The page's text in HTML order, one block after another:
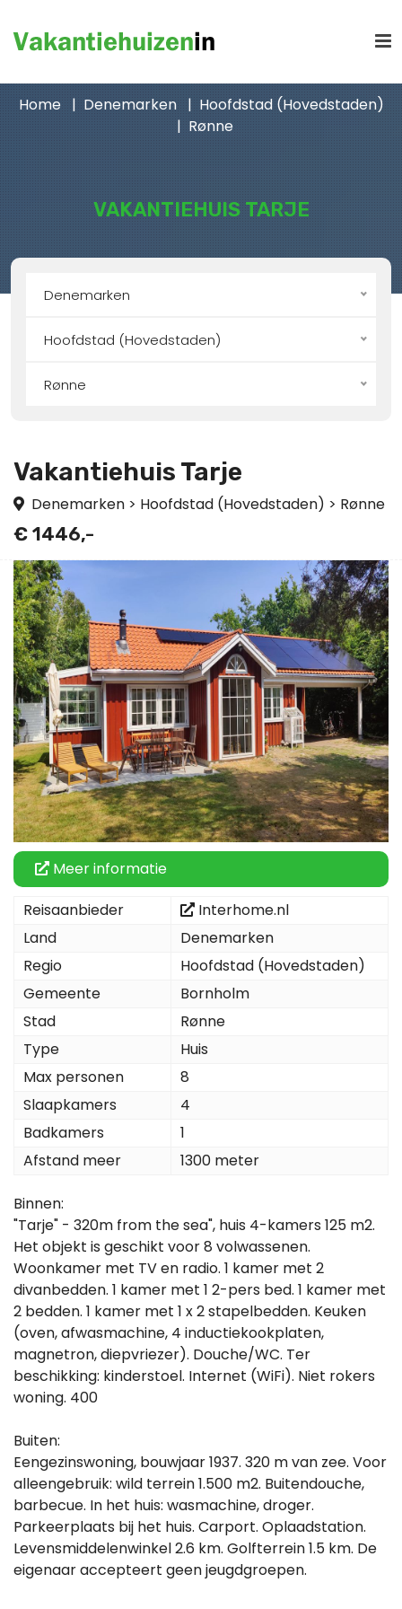
VAKANTIEHUIS TARJE
Home Denemarken
Hoofdstad (Hovedstaden)
Rønne
Denemarken
Hoofdstad (Hovedstaden)
Rønne
Vakantiehuis Tarje
Denemarken > Hoofdstad (Hovedstaden) > Rønne
€ 1446,-
Meer informatie
Reisaanbieder
Interhome.nl
Land
Denemarken
Regio
Hoofdstad (Hovedstaden)
Gemeente
Bornholm
Stad
Rønne
Type
Huis
Max personen
8
Slaapkamers
4
Badkamers
1
Afstand meer
1300 meter
Binnen:
"Tarje" - 320m from the sea", huis 4-kamers 125 m2.
Het objekt is geschikt voor 8 volwassenen.
Woonkamer met TV en radio. 1 kamer met 2
divanbedden. 1 kamer met 1 2-pers bed. 1 kamer met
2 bedden. 1 kamer met 1 x 2 stapelbedden. Keuken
(oven, afwasmachine, 4 inductiekookplaten,
magnetron, diepvriezer). Douche/WC. Ter
beschikking: kinderstoel. Internet (WiFi). Niet rokers
woning. 400
Buiten:
Eengezinswoning, bouwjaar 1937. 320 m van zee. Voor
alleengebruik: wild terrein 1.500 m2. Buitendouche,
barbecue. In het huis: wasmachine, droger.
Parkeerplaats bij het huis. Carport. Oplaadstation.
Levensmiddelenwinkel 2.6 km. Golfterrein 1.5 km. De
eigenaar accepteert geen jeugdgroepen.